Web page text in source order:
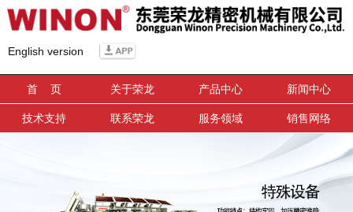
English version
首 页 关于荣龙 产品中心 新闻中心
技术支持 联系荣龙 服务领域 销售网络
信息搜索
搜索